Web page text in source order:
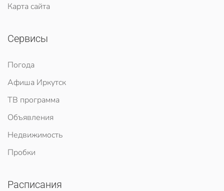
Карта сайта
Сервисы
Погода
Афиша Иркутск
ТВ программа
Объявления
Недвижимость
Пробки
Расписания